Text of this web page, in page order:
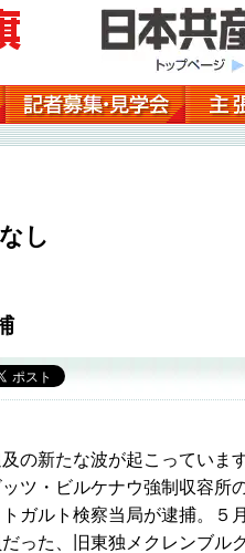
し
の新たな波が起こっていま
ツ・ビルケナウ強制収容所
ガルト検察当局が逮捕。
った、旧東独メクレンブル